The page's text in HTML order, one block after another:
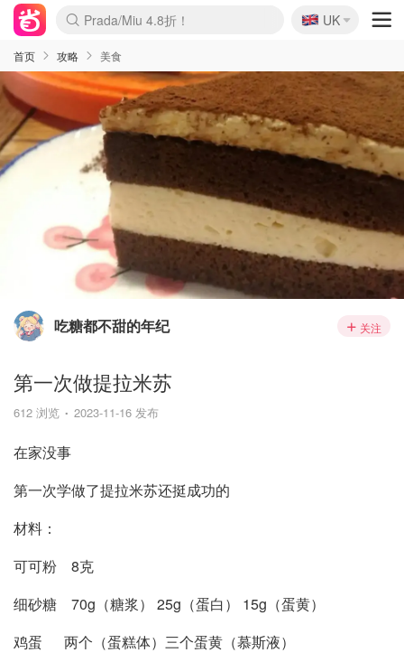
麦卢卡蜂蜜夏促！个位数！
Prada/Miu 4.8折！
啥？必胜客披萨5折！
🇬🇧
UK
首页 攻略 美食
吃糖都不甜的年纪 关注
第一次做提拉米苏
612 浏览 2023-11-16 发布
在家没事
第一次学做了提拉米苏还挺成功的
材料：
可可粉 8克
细砂糖 70g（糖浆） 25g（蛋白） 15g（蛋黄）
鸡蛋 两个（蛋糕体）三个蛋黄（慕斯液）